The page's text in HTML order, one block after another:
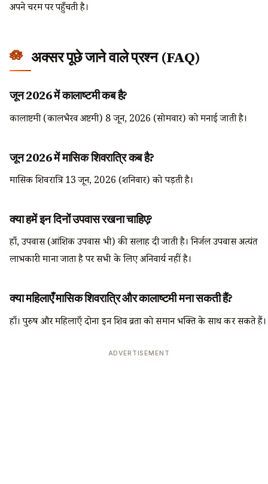
अपने चरम पर पहुँचती है।
अक्सर पूछे जाने वाले प्रश्न (FAQ)
जून 2026 में कालाष्टमी कब है?
कालाष्टमी (कालभैरव अष्टमी) 8 जून, 2026 (सोमवार) को मनाई जाती है।
जून 2026 में मासिक शिवरात्रि कब है?
मासिक शिवरात्रि 13 जून, 2026 (शनिवार) को पड़ती है।
क्या हमें इन दिनों उपवास रखना चाहिए?
हाँ, उपवास (आंशिक उपवास भी) की सलाह दी जाती है। निर्जल उपवास अत्यंत
लाभकारी माना जाता है पर सभी के लिए अनिवार्य नहीं है।
क्या महिलाएँ मासिक शिवरात्रि और कालाष्टमी मना सकती हैं?
हाँ। पुरुष और महिलाएँ दोनों इन शिव व्रतों को समान भक्ति के साथ कर सकते हैं।
ADVERTISEMENT